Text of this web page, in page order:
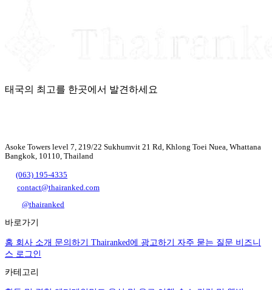
태국의 최고를 한곳에서 발견하세요
Asoke Towers level 7, 219/22 Sukhumvit 21 Rd, Khlong Toei Nuea, Whattana
Bangkok, 10110, Thailand
(063) 195-4335
contact@thairanked.com
@thairanked
바로가기
홈 회사 소개 문의하기 Thairanked에 광고하기 자주 묻는 질문 비즈니
스 로그인
카테고리